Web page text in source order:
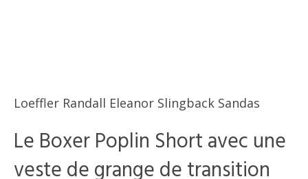
Loeffler Randall Eleanor Slingback Sandas
Le Boxer Poplin Short avec une
veste de grange de transition